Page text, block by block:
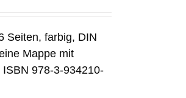
Seiten, farbig, DIN
Mappe mit
978-3-934210-